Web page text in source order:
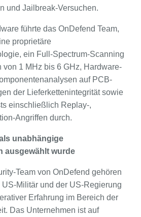
und Jailbreak-Versuchen.
führte das OnDefend Team,
proprietäre
ein Full-Spectrum-Scanning
von 1 MHz bis 6 GHz, Hardware-
auf PCB-
der Lieferkettenintegrität sowie
einschließlich Replay-,
Angriffen durch.
unabhängige
ausgewählt wurde
Team von OnDefend gehören
US-Militär und der US-Regierung
Erfahrung im Bereich der
Das Unternehmen ist auf